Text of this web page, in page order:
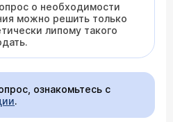
о необходимости
можно решить только
липому такого
ознакомьтесь с
.